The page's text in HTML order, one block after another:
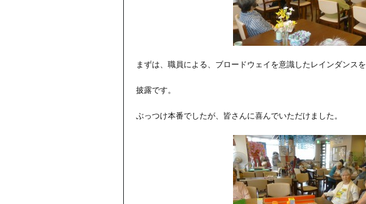
まずは、職員による、ブロードウェイを意識したレインダンスを
披露です。
ぶっつけ本番でしたが、皆さんに喜んでいただけました。